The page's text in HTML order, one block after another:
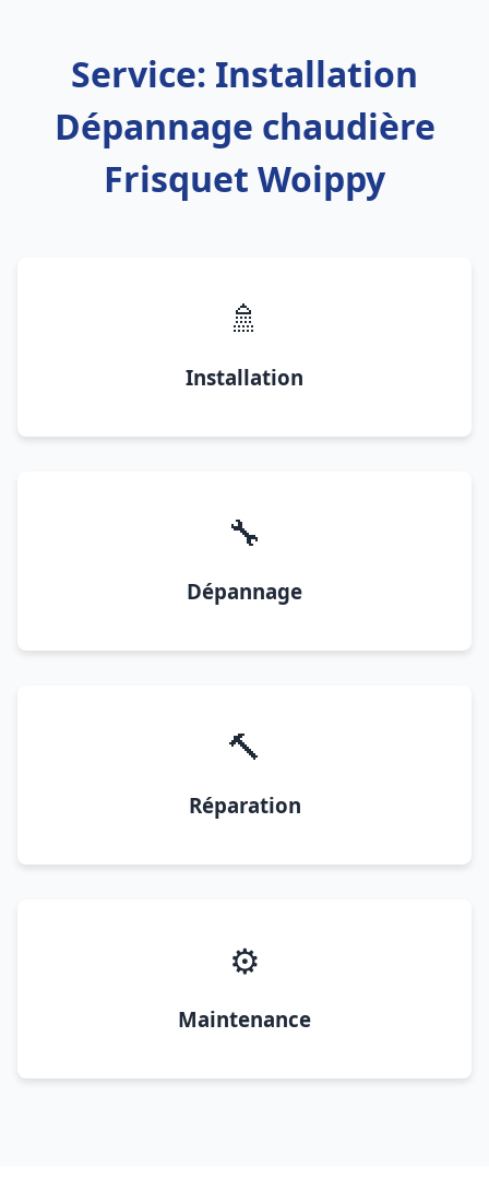
Service: Installation
Dépannage chaudière
Frisquet Woippy
🚿
Installation
🔧
Dépannage
🔨
Réparation
⚙️
Maintenance